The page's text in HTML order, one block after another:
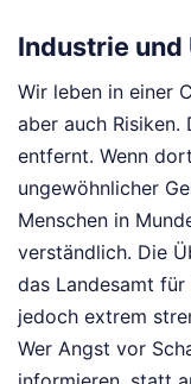
Industrie
Wir leben in einer
aber auch Risiken.
entfernt. Wenn
ungewöhnlicher
Menschen in
verständlich. Die
das Landesamt
jedoch extrem
Wer Angst vor